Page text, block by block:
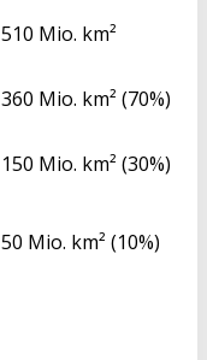
510 Mio. km²
360 Mio. km² (70%)
150 Mio. km² (30%)
50 Mio. km² (10%)